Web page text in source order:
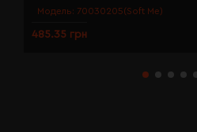
Модель: 70030205(Soft Me)
485.35 грн